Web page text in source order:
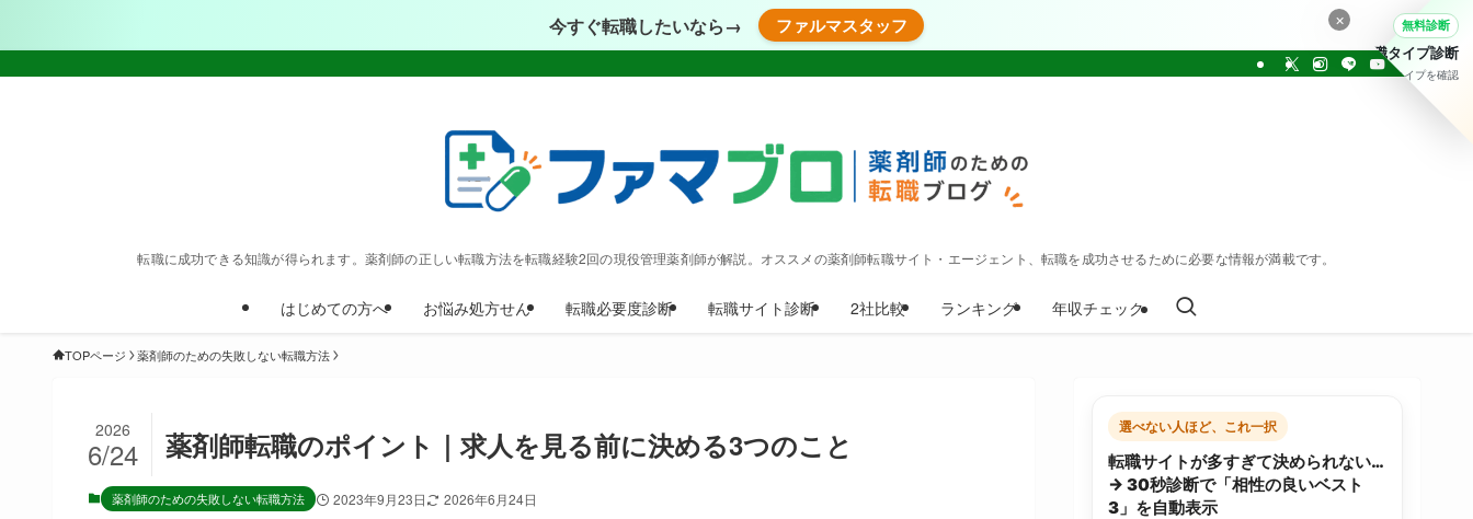
今すぐ転職したいなら→ ファルマスタッフ
転職に成功できる知識が得られます。薬剤師の正しい転職方法を転職経験2回の現役管理薬剤師が解説。オススメの薬剤師転職サイト・エージェント、転職を成功させるために必要な情報が満載です。
はじめての方へ お悩み処方せん 転職必要度診断 転職サイト診断 2社比較 ランキング 年収チェック
TOPページ 薬剤師のための失敗しない転職方法
薬剤師転職のポイント｜求人を見る前に決める3つのこと
2026
6/24
薬剤師のための失敗しない転職方法 2023年9月23日 2026年6月24日
選べない人ほど、これ一択
転職サイトが多すぎて決められない…
→ 30秒診断で「相性の良いベスト
3」を自動表示
× 無料診断
転職タイプ診断
30問でタイプを確認